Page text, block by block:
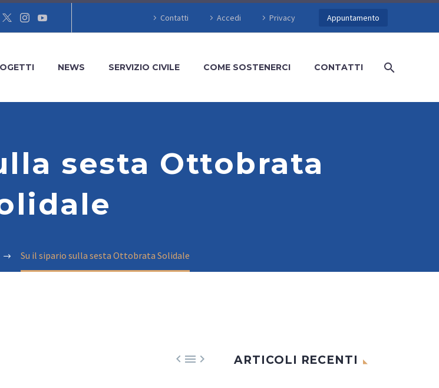
Contatti Accedi Privacy Appuntamento
NEWS SERVIZIO CIVILE COME SOSTENERCI CONTATTI
sesta Ottobrata
Su il sipario sulla sesta Ottobrata Solidale
 ARTICOLI RECENTI